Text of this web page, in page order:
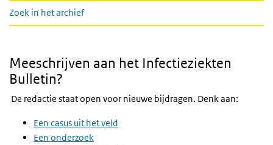
Zoek in het archief
Meeschrijven aan het Infectieziekten
Bulletin?
De redactie staat open voor nieuwe bijdragen. Denk aan:
Een casus uit het veld
Een onderzoek